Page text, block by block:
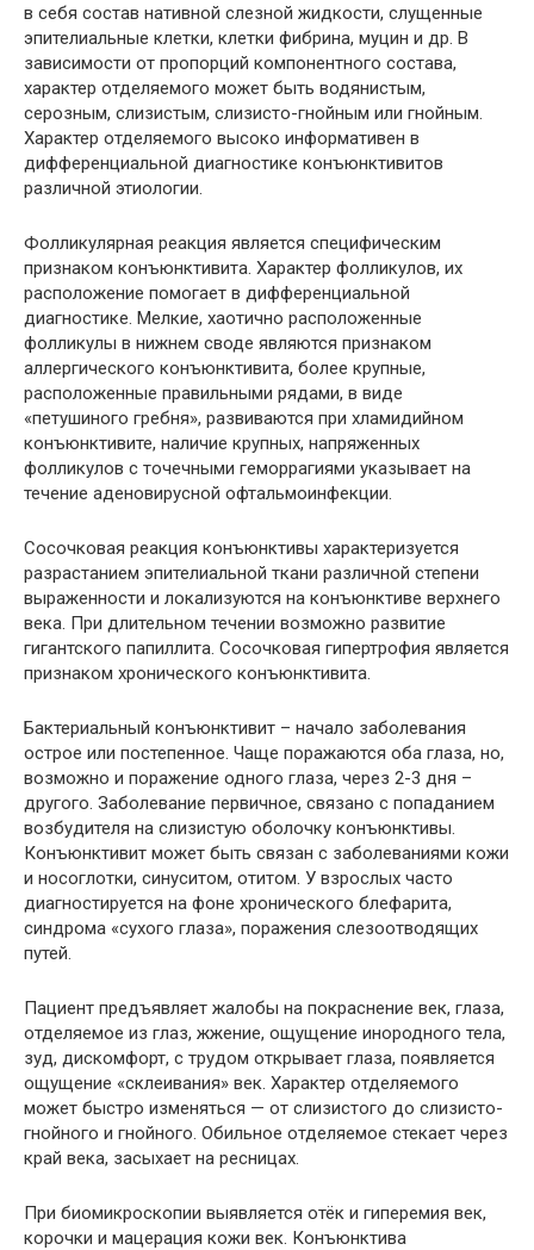
в себя состав нативной слезной жидкости, слущенные
эпителиальные клетки, клетки фибрина, муцин и др. В
зависимости от пропорций компонентного состава,
характер отделяемого может быть водянистым,
серозным, слизистым, слизисто-гнойным или гнойным.
Характер отделяемого высоко информативен в
дифференциальной диагностике конъюнктивитов
различной этиологии.
Фолликулярная реакция является специфическим
признаком конъюнктивита. Характер фолликулов, их
расположение помогает в дифференциальной
диагностике. Мелкие, хаотично расположенные
фолликулы в нижнем своде являются признаком
аллергического конъюнктивита, более крупные,
расположенные правильными рядами, в виде
«петушиного гребня», развиваются при хламидийном
конъюнктивите, наличие крупных, напряженных
фолликулов с точечными геморрагиями указывает на
течение аденовирусной офтальмоинфекции.
Сосочковая реакция конъюнктивы характеризуется
разрастанием эпителиальной ткани различной степени
выраженности и локализуются на конъюнктиве верхнего
века. При длительном течении возможно развитие
гигантского папиллита. Сосочковая гипертрофия является
признаком хронического конъюнктивита.
Бактериальный конъюнктивит – начало заболевания
острое или постепенное. Чаще поражаются оба глаза, но,
возможно и поражение одного глаза, через 2-3 дня –
другого. Заболевание первичное, связано с попаданием
возбудителя на слизистую оболочку конъюнктивы.
Конъюнктивит может быть связан с заболеваниями кожи
и носоглотки, синуситом, отитом. У взрослых часто
диагностируется на фоне хронического блефарита,
синдрома «сухого глаза», поражения слезоотводящих
путей.
Пациент предъявляет жалобы на покраснение век, глаза,
отделяемое из глаз, жжение, ощущение инородного тела,
зуд, дискомфорт, с трудом открывает глаза, появляется
ощущение «склеивания» век. Характер отделяемого
может быстро изменяться — от слизистого до слизисто-
гнойного и гнойного. Обильное отделяемое стекает через
край века, засыхает на ресницах.
При биомикроскопии выявляется отёк и гиперемия век,
корочки и мацерация кожи век. Конъюнктива